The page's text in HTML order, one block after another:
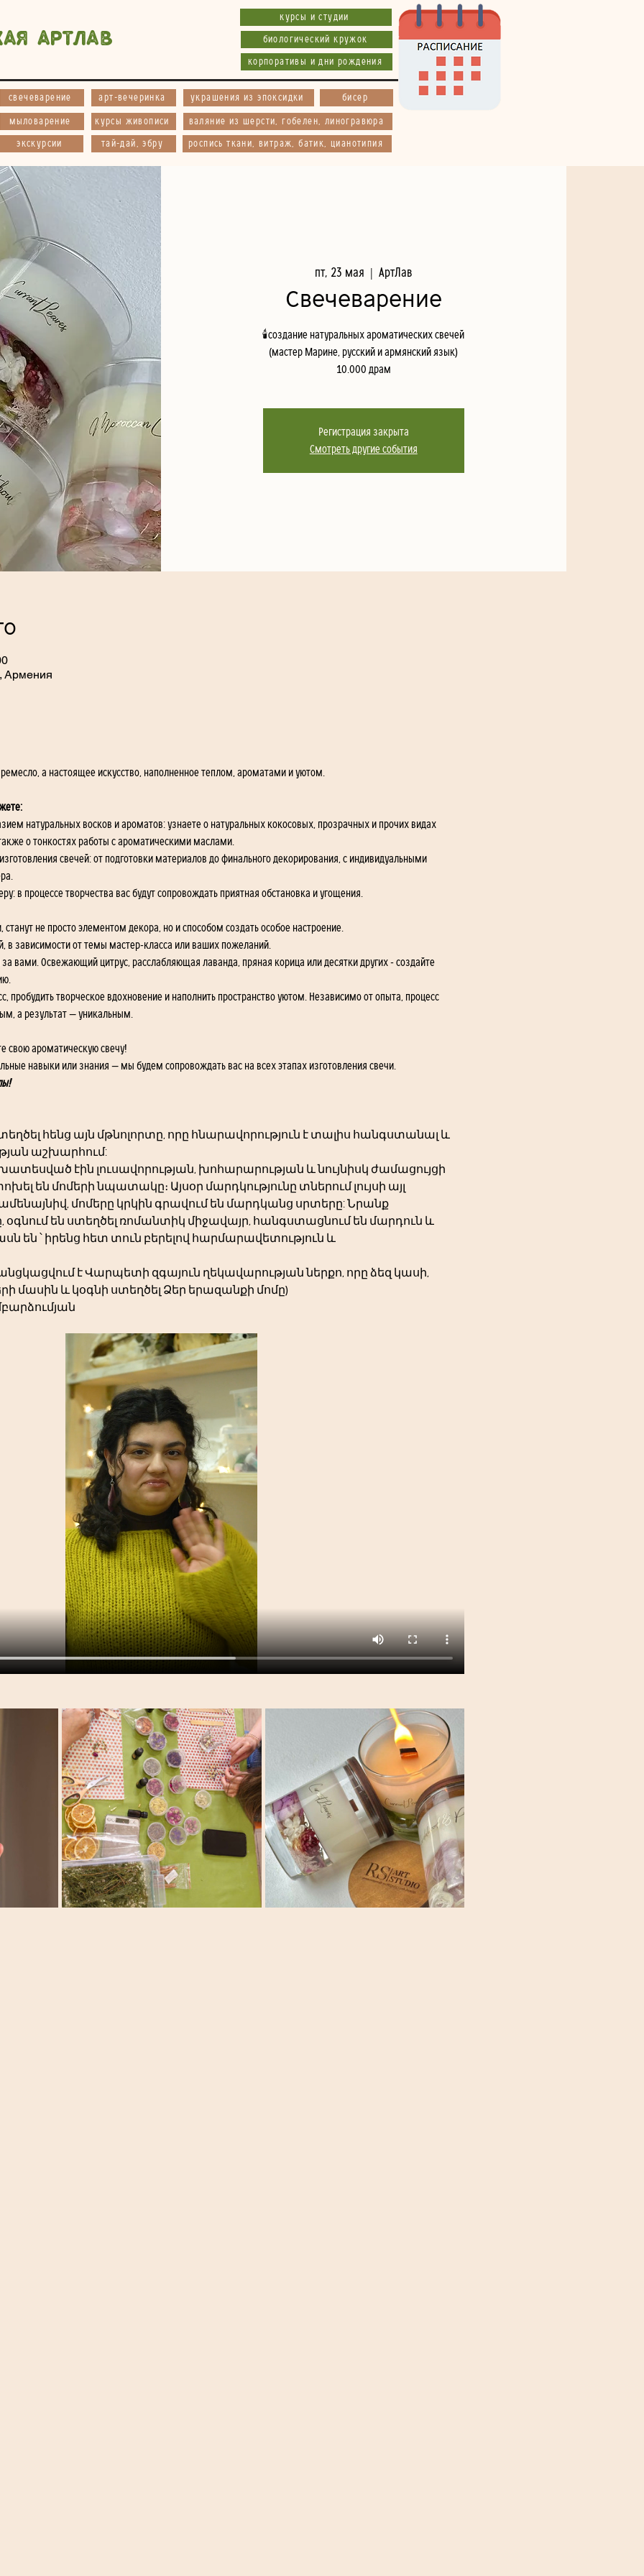
АртЛав
курсы и студии
биологический кружок
корпоративы и дни рождения
свечеварение арт-вечеринка украшения из эпоксидки бисер
мыловарение
экскурсии
курсы живописи
тай-дай, эбру
валяние из шерсти, гобелен, линогравюра
роспись ткани, витраж, батик, цианотипия
пт, 23 мая
  |
АртЛав
Свечеварение
🕯️создание натуральных ароматических свечей
(мастер Марине, русский и армянский язык)
10.000 драм
Регистрация закрыта
Смотреть другие события
Армения
а настоящее искусство, наполненное теплом, ароматами и уютом.
натуральных восков и ароматов: узнаете о натуральных кокосовых, прозрачных и прочих видах
о тонкостях работы с ароматическими маслами.
свечей: от подготовки материалов до финального декорирования, с индивидуальными
в процессе творчества вас будут сопровождать приятная обстановка и угощения.
не просто элементом декора, но и способом создать особое настроение.
в зависимости от темы мастер-класса или ваших пожеланий.
за вами. Освежающий цитрус, расслабляющая лаванда, пряная корица или десятки других - создайте
пробудить творческое вдохновение и наполнить пространство уютом. Независимо от опыта, процесс
а результат — уникальным.
свою ароматическую свечу!
навыки или знания — мы будем сопровождать вас на всех этапах изготовления свечи.
հենց այն մթնոլորտը, որը հնարավորություն է տալիս հանգստանալ և
աշխարհում:
էին լուսավորության, խոհարարության և նույնիսկ ժամացույցի
են մոմերի նպատակը։ Այսօր մարդկությունը տներում լույսի այլ
մոմերը կրկին գրավում են մարդկանց սրտերը: Նրանք
օգնում են ստեղծել ռոմանտիկ միջավայր, հանգստացնում են մարդուն և
են ՝ իրենց հետ տուն բերելով հարմարավետություն և
է Վարպետի զգայուն ղեկավարության ներքո, որը ձեզ կասի,
մասին և կօգնի ստեղծել Ձեր երազանքի մոմը)